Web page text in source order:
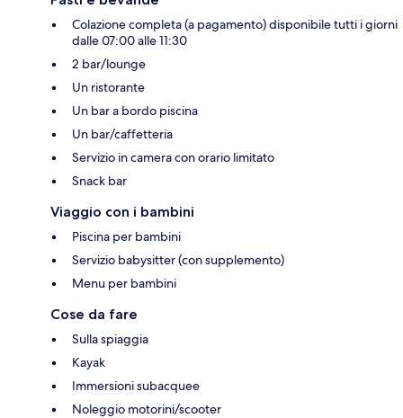
Colazione completa (a pagamento) disponibile tutti i giorni
dalle 07:00 alle 11:30
2 bar/lounge
Un ristorante
Un bar a bordo piscina
Un bar/caffetteria
Servizio in camera con orario limitato
Snack bar
Viaggio con i bambini
Piscina per bambini
Servizio babysitter (con supplemento)
Menu per bambini
Cose da fare
Sulla spiaggia
Kayak
Immersioni subacquee
Noleggio motorini/scooter